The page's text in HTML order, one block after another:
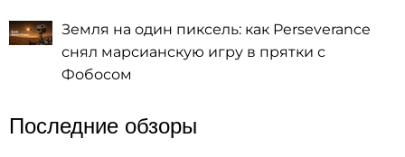
Земля на один пиксель: как Perseverance
снял марсианскую игру в прятки с
Фобосом
Последние обзоры